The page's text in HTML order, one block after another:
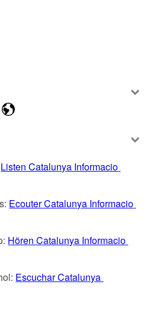
Listen Catalunya Informacio
Ecouter Catalunya Informacio
Hören Catalunya Informacio
Escuchar Catalunya